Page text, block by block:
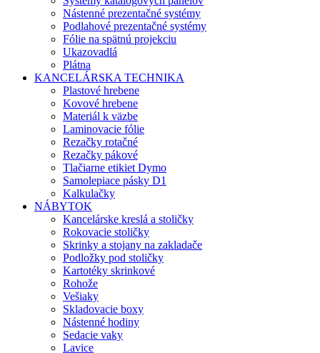
Nástenné prezentačné systémy
Podlahové prezentačné systémy
Fólie na spätnú projekciu
Ukazovadlá
Plátna
KANCELÁRSKA TECHNIKA
Plastové hrebene
Kovové hrebene
Materiál k väzbe
Laminovacie fólie
Rezačky rotačné
Rezačky pákové
Tlačiarne etikiet Dymo
Samolepiace pásky D1
Kalkulačky
NÁBYTOK
Kancelárske kreslá a stoličky
Rokovacie stoličky
Skrinky a stojany na zakladače
Podložky pod stoličky
Kartotéky skrinkové
Rohože
Vešiaky
Skladovacie boxy
Nástenné hodiny
Sedacie vaky
Lavice